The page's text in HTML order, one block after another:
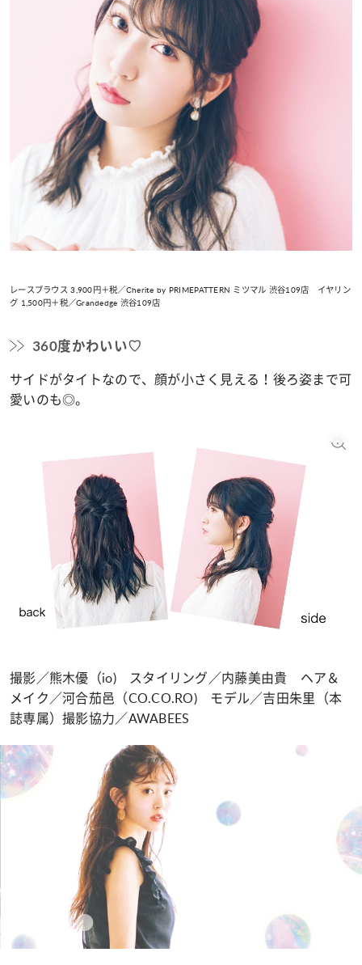
レースブラウス 3,900円＋税／Cherite by PRIMEPATTERN ミツマル 渋谷109店 イヤリン
グ 1,500円＋税／Grandedge 渋谷109店
360度かわいい♡
サイドがタイトなので、顔が小さく見える！後ろ姿まで可
愛いのも◎。
撮影／熊木優（io) スタイリング／内藤美由貴 ヘア＆
メイク／河合茄邑（CO.CO.RO) モデル／吉田朱里（本
誌専属）撮影協力／AWABEES